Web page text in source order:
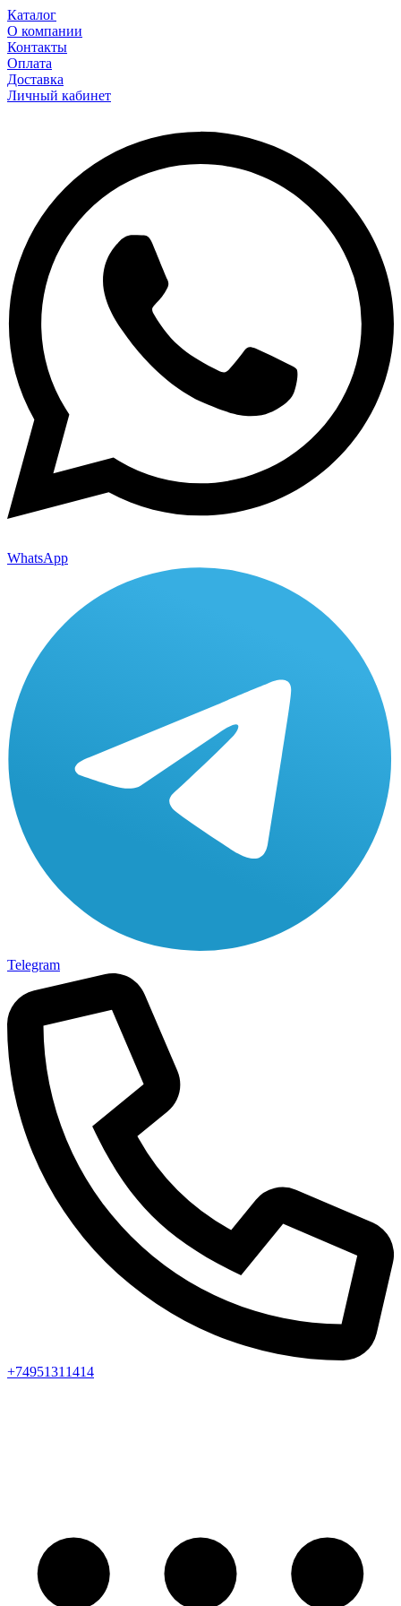
Каталог
О компании
Контакты
Оплата
Доставка
Личный кабинет
WhatsApp
Telegram
+74951311414